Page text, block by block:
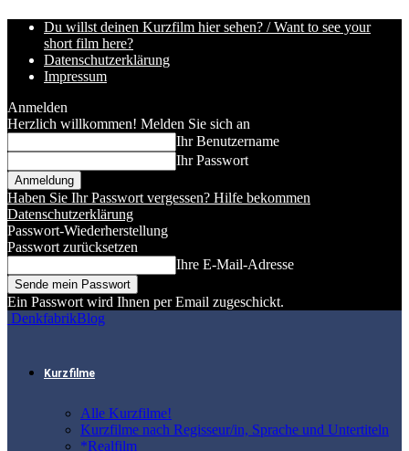
Du willst deinen Kurzfilm hier sehen? / Want to see your
short film here?
Datenschutzerklärung
Impressum
Anmelden
Herzlich willkommen! Melden Sie sich an
Ihr Benutzername
Ihr Passwort
Haben Sie Ihr Passwort vergessen? Hilfe bekommen
Datenschutzerklärung
Passwort-Wiederherstellung
Passwort zurücksetzen
Ihre E-Mail-Adresse
Ein Passwort wird Ihnen per Email zugeschickt.
DenkfabrikBlog
Kurzfilme
Alle Kurzfilme!
Kurzfilme nach Regisseur/in, Sprache und Untertiteln
*Realfilm